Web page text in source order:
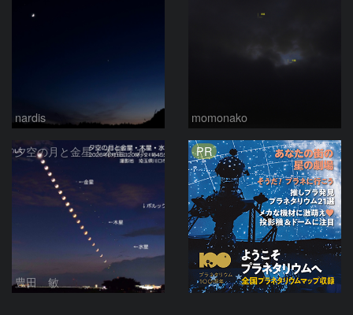
nardis momonako
夕空の月と金星・木星・水星の接近 2026/6/18
豊田 敏
PR